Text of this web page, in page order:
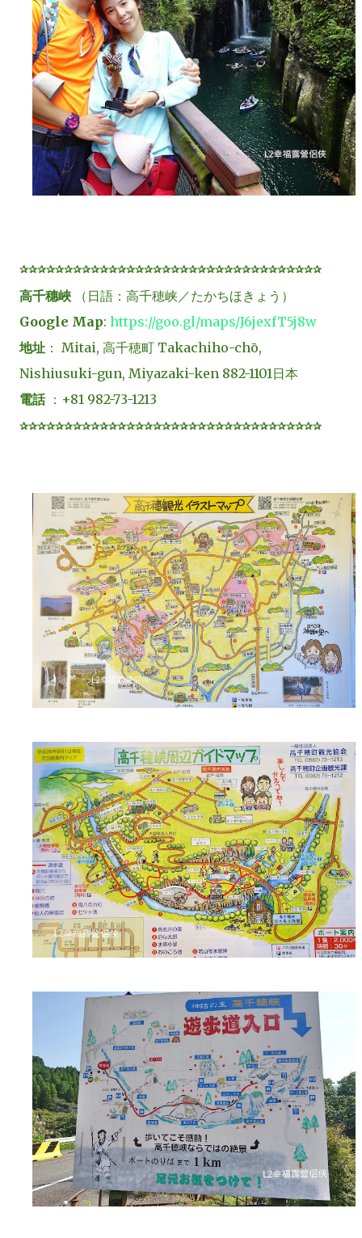
✰✰✰✰✰✰✰✰✰✰✰✰✰✰✰✰✰✰✰✰✰✰✰✰✰✰✰✰✰✰✰✰✰✰
高千穗峽 （日語：高千穂峡／たかちほきょう）
Google Map: https://goo.gl/maps/J6jexfT5j8w
地址 ： Mitai, 高千穂町 Takachiho-chō,
Nishiusuki-gun, Miyazaki-ken 882-1101日本
電話 ：+81 982-73-1213
✰✰✰✰✰✰✰✰✰✰✰✰✰✰✰✰✰✰✰✰✰✰✰✰✰✰✰✰✰✰✰✰✰✰